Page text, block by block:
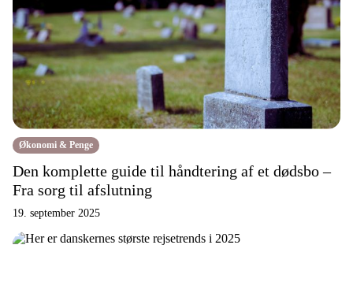
Økonomi & Penge
Den komplette guide til håndtering af et dødsbo –
Fra sorg til afslutning
19. september 2025